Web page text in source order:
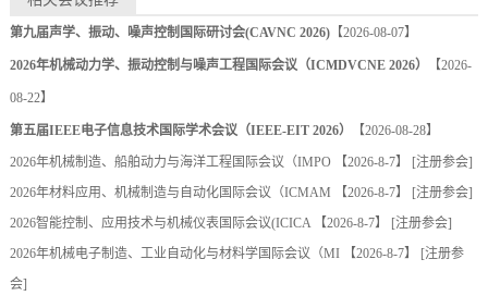
第九届声学、振动、噪声控制国际研讨会(CAVNC 2026)【2026-08-07】
2026年机械动力学、振动控制与噪声工程国际会议（ICMDVCNE 2026） 【2026-
08-22】
第五届IEEE电子信息技术国际学术会议（IEEE-EIT 2026） 【2026-08-28】
2026年机械制造、船舶动力与海洋工程国际会议（IMPO【2026-8-7】 [注册参会]
2026年材料应用、机械制造与自动化国际会议（ICMAM 【2026-8-7】 [注册参会]
2026智能控制、应用技术与机械仪表国际会议(ICICA【2026-8-7】 [注册参会]
2026年机械电子制造、工业自动化与材料学国际会议（MI【2026-8-7】 [注册参
会]